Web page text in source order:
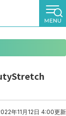
年11月12日 4:00更新